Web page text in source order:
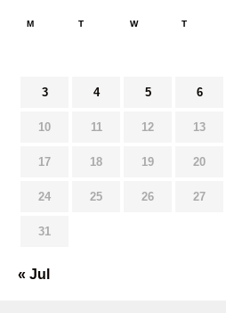
M T W T
3 4 5 6
10 11 12 13
17 18 19 20
24 25 26 27
31
« Jul